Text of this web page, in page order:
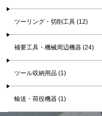
ツーリング・切削工具 (12)
補要工具・機械周辺機器 (24)
ツール収納用品 (1)
輸送・荷役機器 (1)